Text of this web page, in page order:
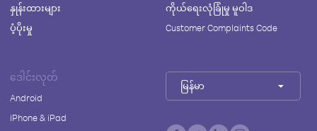
နှုန်းထားများ
ပံ့ပိုးမှု
ကိုယ်ရေးလုံခြုံမှု မူဝါဒ
Customer Complaints Code
ဒေါင်းလုတ်
Android
iPhone & iPad
မြန်မာ